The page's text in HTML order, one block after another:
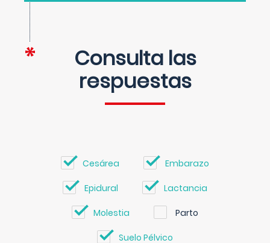
Consulta las
respuestas
Cesárea Embarazo
Epidural Lactancia
Molestia Parto
Suelo Pélvico